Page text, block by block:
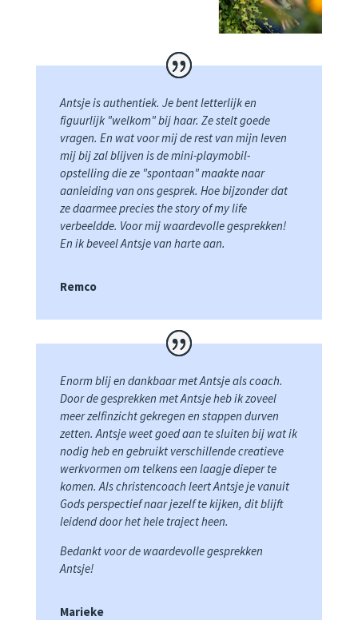
Antsje is authentiek. Je bent letterlijk en
figuurlijk "welkom" bij haar. Ze stelt goede
vragen. En wat voor mij de rest van mijn leven
mij bij zal blijven is de mini-playmobil-
opstelling die ze "spontaan" maakte naar
aanleiding van ons gesprek. Hoe bijzonder dat
ze daarmee precies the story of my life
verbeeldde. Voor mij waardevolle gesprekken!
En ik beveel Antsje van harte aan.
Remco
Enorm blij en dankbaar met Antsje als coach.
Door de gesprekken met Antsje heb ik zoveel
meer zelfinzicht gekregen en stappen durven
zetten. Antsje weet goed aan te sluiten bij wat ik
nodig heb en gebruikt verschillende creatieve
werkvormen om telkens een laagje dieper te
komen. Als christencoach leert Antsje je vanuit
Gods perspectief naar jezelf te kijken, dit blijft
leidend door het hele traject heen.
Bedankt voor de waardevolle gesprekken
Antsje!
Marieke